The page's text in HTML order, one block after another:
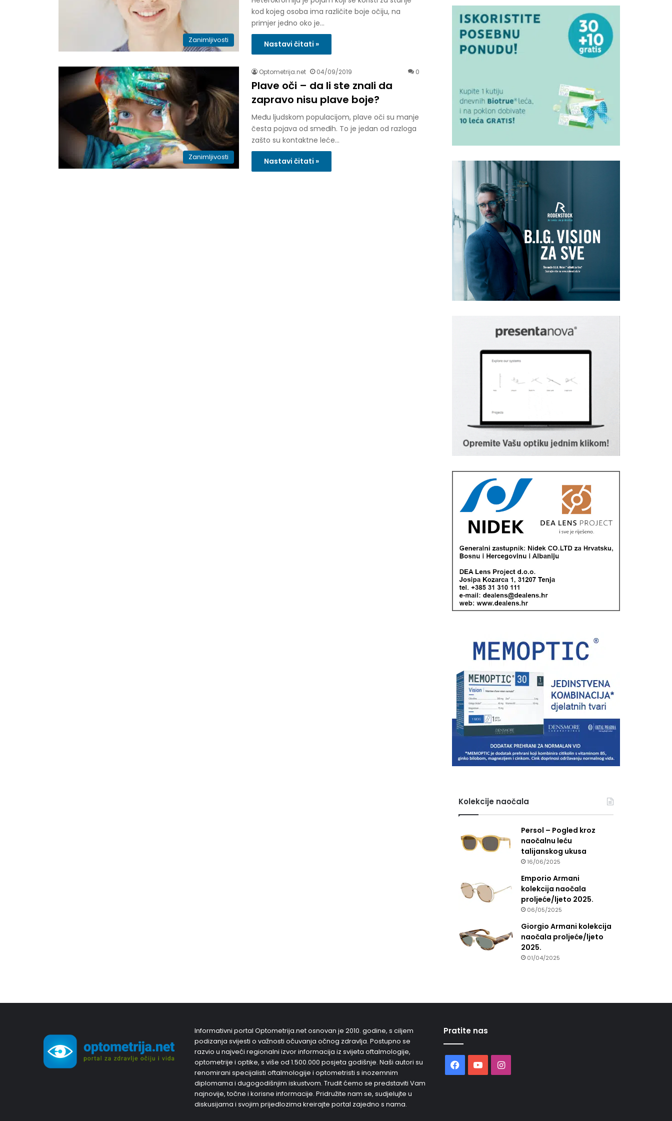
Zanimljivosti
kod kojeg osoba ima različite boje očiju, na
primjer jedno oko je…
Nastavi čitati »
Zanimljivosti
Optometrija.net 04/09/2019 0
Plave oči – da li ste znali da
zapravo nisu plave boje?
Među ljudskom populacijom, plave oči su manje
česta pojava od smeđih. To je jedan od razloga
zašto su kontaktne leće…
Nastavi čitati »
Kolekcije naočala
Persol – Pogled kroz
naočalnu leću
talijanskog ukusa
16/06/2025
Emporio Armani
kolekcija naočala
proljeće/ljeto 2025.
06/05/2025
Giorgio Armani kolekcija
naočala proljeće/ljeto
2025.
01/04/2025
Informativni portal Optometrija.net osnovan je 2010. godine, s ciljem
podizanja svijesti o važnosti očuvanja očnog zdravlja. Postupno se
razvio u najveći regionalni izvor informacija iz svijeta oftalmologije,
optometrije i optike, s više od 1.500.000 posjeta godišnje. Naši autori su
renomirani specijalisti oftalmologije i optometristi s inozemnim
diplomama i dugogodišnjim iskustvom. Trudit ćemo se predstaviti Vam
najnovije, točne i korisne informacije. Pridružite nam se, sudjelujte u
diskusijama i svojim prijedlozima kreirajte portal zajedno s nama.
Pratite nas
Facebook
YouTubeInstagram